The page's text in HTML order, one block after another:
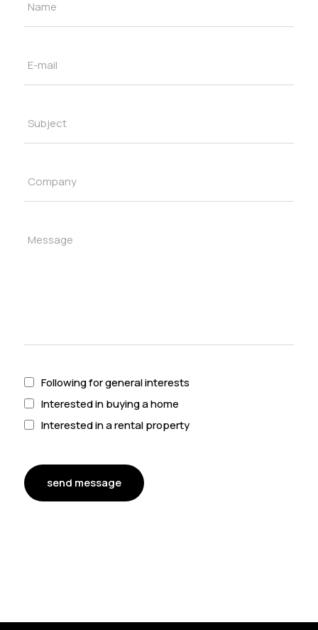
Following for general interests
Interested in buying a home
Interested in a rental property